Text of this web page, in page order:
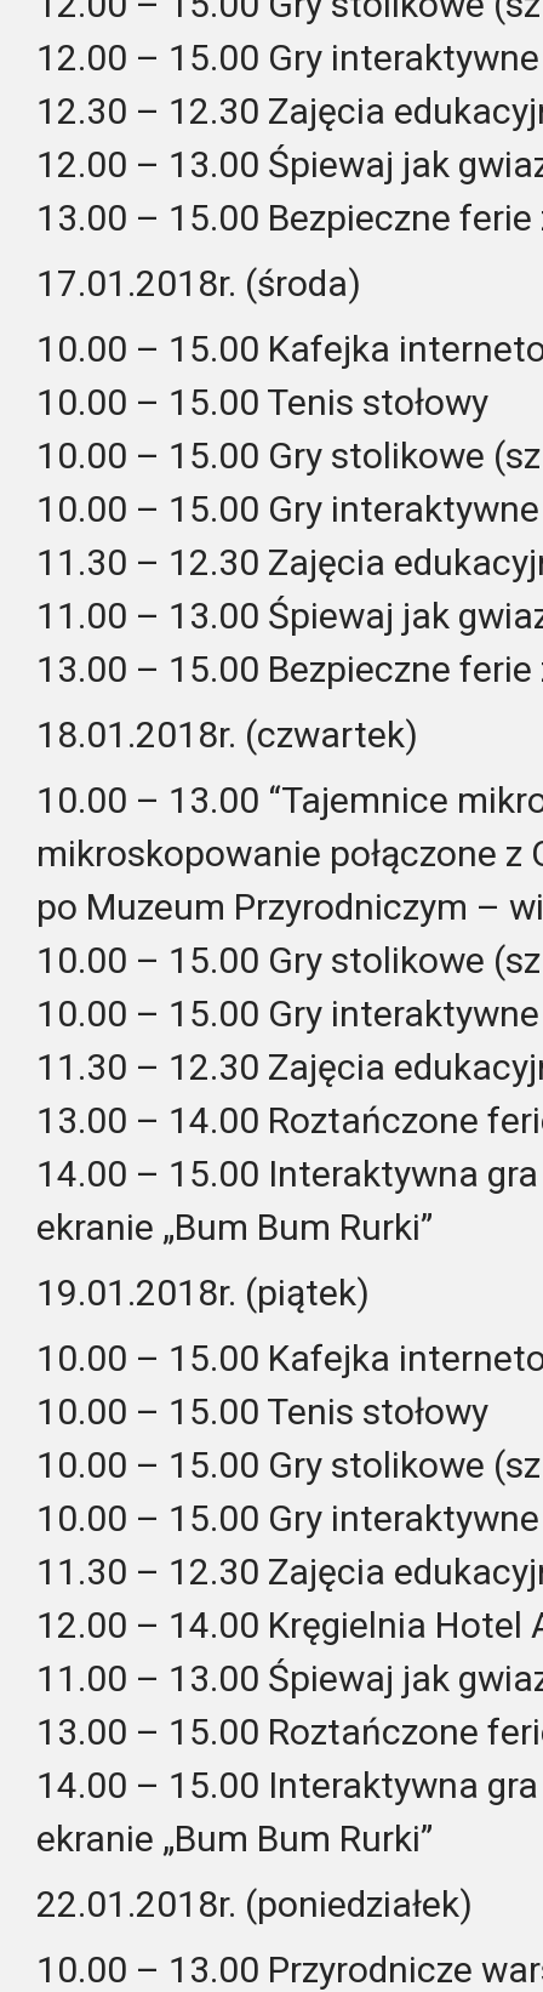
12.00 – 15.00 Gry
12.30 – 12.30 Zajęcia
12.00 – 13.00 Śpiewaj jak
13.00 – 15.00 Bezpieczne ferie
17.01.2018r. (środa)
10.00 – 15.00 Kafejka
10.00 – 15.00 Tenis stołowy
10.00 – 15.00 Gry stolikowe
10.00 – 15.00 Gry
11.30 – 12.30 Zajęcia
11.00 – 13.00 Śpiewaj jak
13.00 – 15.00 Bezpieczne ferie
18.01.2018r. (czwartek)
10.00 – 13.00 “Tajemnice
mikroskopowanie połączone z
po Muzeum Przyrodniczym –
10.00 – 15.00 Gry stolikowe
10.00 – 15.00 Gry
11.30 – 12.30 Zajęcia
13.00 – 14.00 Roztańczone
14.00 – 15.00 Interaktywna
ekranie „Bum Bum Rurki”
19.01.2018r. (piątek)
10.00 – 15.00 Kafejka
10.00 – 15.00 Tenis stołowy
10.00 – 15.00 Gry stolikowe
10.00 – 15.00 Gry
11.30 – 12.30 Zajęcia
12.00 – 14.00 Kręgielnia Hotel
11.00 – 13.00 Śpiewaj jak
13.00 – 15.00 Roztańczone
14.00 – 15.00 Interaktywna
ekranie „Bum Bum Rurki”
22.01.2018r. (poniedziałek)
10.00 – 13.00 Przyrodnicze